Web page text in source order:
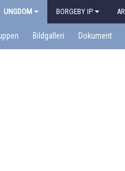
UNGDOM BORGEBY IP
Bildgalleri Dokument